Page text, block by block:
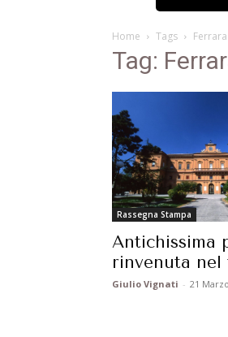
Home Tags Ferrara
Tag:
Rassegna Stampa
Antichissima
rinvenuta nel
Giulio Vignati - 21